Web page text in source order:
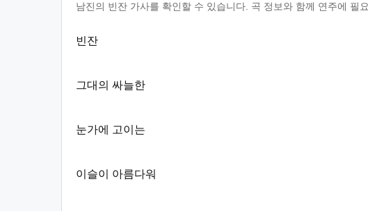
남진의 빈잔 가사를 확인할 수 있습니다. 곡 정보와 함께 연주에 필
빈잔
그대의 싸늘한
눈가에 고이는
이슬이 아름다워